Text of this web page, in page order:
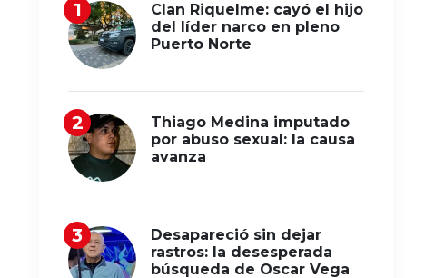
Clan Riquelme: cayó el hijo
del líder narco en pleno
Puerto Norte
Thiago Medina imputado
por abuso sexual: la causa
avanza
Desapareció sin dejar
rastros: la desesperada
búsqueda de Oscar Vega